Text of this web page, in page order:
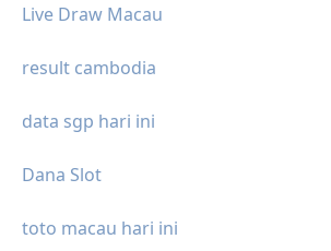
Live Draw Macau
result cambodia
data sgp hari ini
Dana Slot
toto macau hari ini